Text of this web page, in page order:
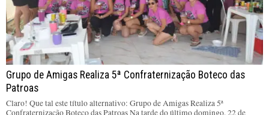
Grupo de Amigas Realiza 5ª Confraternização Boteco das
Patroas
Claro! Que tal este título alternativo: Grupo de Amigas Realiza 5ª
Confraternização Boteco das Patroas Na tarde do último domingo, 22 de